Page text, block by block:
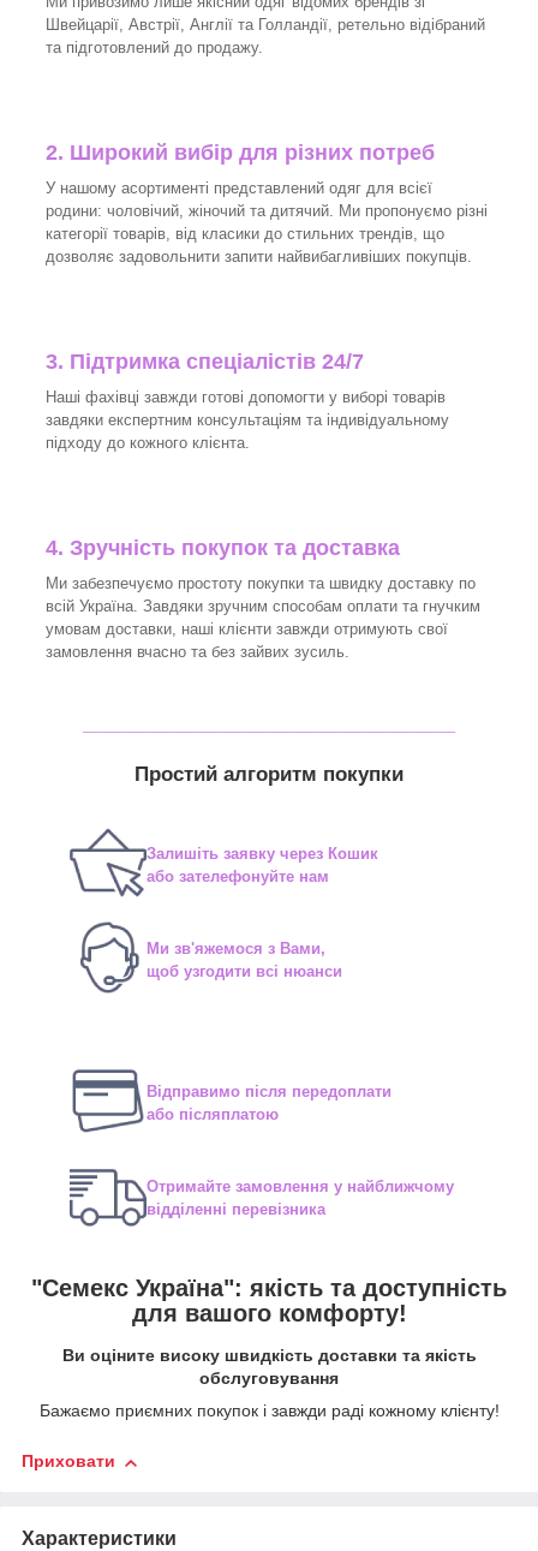
Швейцарії, Австрії, Англії та Голландії, ретельно відібраний
та підготовлений до продажу.
2. Широкий вибір для різних потреб
У нашому асортименті представлений одяг для всієї
родини: чоловічий, жіночий та дитячий. Ми пропонуємо різні
категорії товарів, від класики до стильних трендів, що
дозволяє задовольнити запити найвибагливіших покупців.
3. Підтримка спеціалістів 24/7
Наші фахівці завжди готові допомогти у виборі товарів
завдяки експертним консультаціям та індивідуальному
підходу до кожного клієнта.
4. Зручність покупок та доставка
Ми забезпечуємо простоту покупки та швидку доставку по
всій Україна. Завдяки зручним способам оплати та гнучким
умовам доставки, наші клієнти завжди отримують свої
замовлення вчасно та без зайвих зусиль.
Простий алгоритм покупки
Залишіть заявку через Кошик
або зателефонуйте нам
Ми зв'яжемося з Вами,
щоб узгодити всі нюанси
Відправимо після передоплати
або післяплатою
Отримайте замовлення у найближчому
відділенні перевізника
"Семекс Україна": якість та доступність
для вашого комфорту!
Ви оціните високу швидкість доставки та якість
обслуговування
Бажаємо приємних покупок і завжди раді кожному клієнту!
Приховати
Характеристики